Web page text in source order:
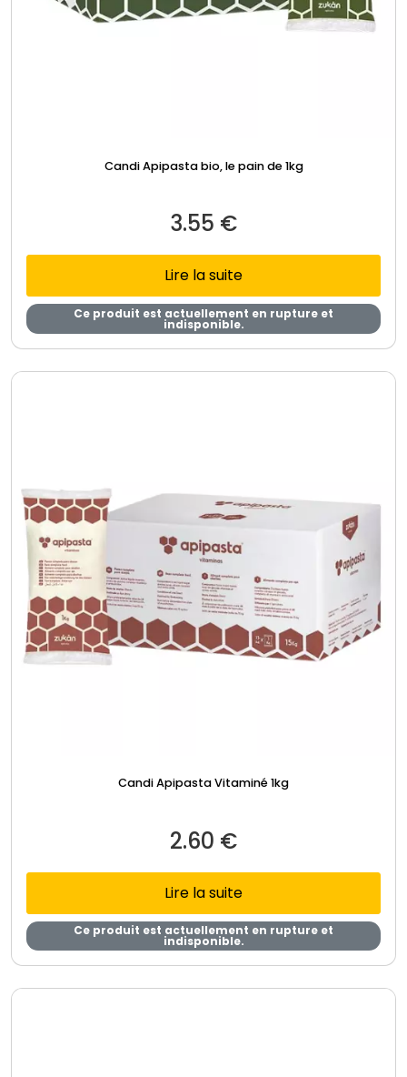
Candi Apipasta bio, le pain de 1kg
3.55 €
Lire la suite
Ce produit est actuellement en rupture et
indisponible.
Candi Apipasta Vitaminé 1kg
2.60 €
Lire la suite
Ce produit est actuellement en rupture et
indisponible.